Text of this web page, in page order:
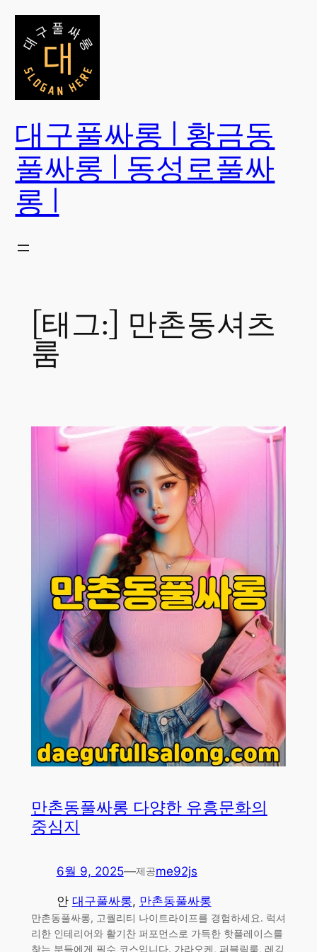
콘
가
기대구풀싸롱 | 황금동
풀싸롱 | 동성로풀싸
롱 |
[태그:] 만촌동셔츠
룸
만촌동풀싸롱 다양한 유흥문화의
중심지
6월 9, 2025—제공me92js
안 대구풀싸롱, 만촌동풀싸롱
만촌동풀싸롱, 고퀄리티 나이트라이프를 경험하세요. 럭셔
리한 인테리어와 활기찬 퍼포먼스로 가득한 핫플레이스를
찾는 분들에게 필수 코스입니다. 가라오케, 퍼블릭룸, 레깅